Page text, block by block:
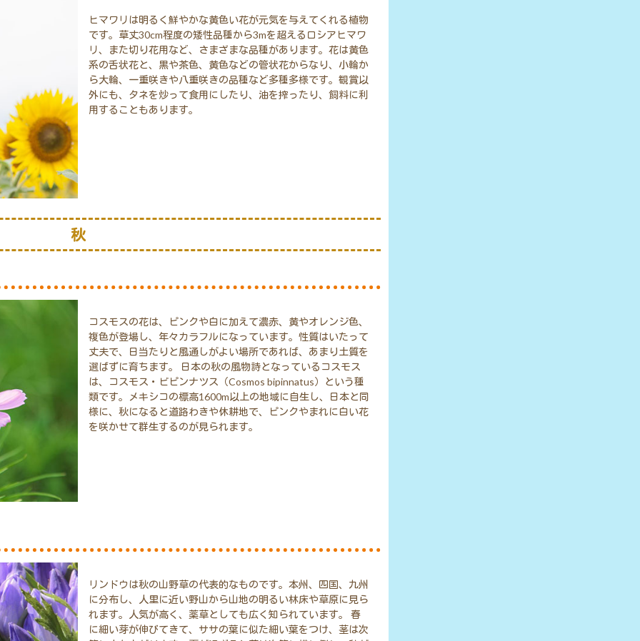
ヒマワリは明るく鮮やかな黄色い花が元気を与えてくれる植物
です。草丈30cm程度の矮性品種から3mを超えるロシアヒマワ
リ、また切り花用など、さまざまな品種があります。花は黄色
系の舌状花と、黒や茶色、黄色などの管状花からなり、小輪か
ら大輪、一重咲きや八重咲きの品種など多種多様です。観賞以
外にも、タネを炒って食用にしたり、油を搾ったり、飼料に利
用することもあります。
秋
コスモスの花は、ピンクや白に加えて濃赤、黄やオレンジ色、
複色が登場し、年々カラフルになっています。性質はいたって
丈夫で、日当たりと風通しがよい場所であれば、あまり土質を
選ばずに育ちます。 日本の秋の風物詩となっているコスモス
は、コスモス・ビピンナツス（Cosmos bipinnatus）という種
類です。メキシコの標高1600m以上の地域に自生し、日本と同
様に、秋になると道路わきや休耕地で、ピンクやまれに白い花
を咲かせて群生するのが見られます。
リンドウは秋の山野草の代表的なものです。本州、四国、九州
に分布し、人里に近い野山から山地の明るい林床や草原に見ら
れます。人気が高く、薬草としても広く知られています。 春
に細い芽が伸びてきて、ササの葉に似た細い葉をつけ、茎は次